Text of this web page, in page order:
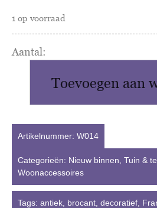
1 op voorraad
smeedijzeren
Toevoegen aan
Artikelnummer: W014
Categorieën: Nieuw binnen Tuin &
Woonaccessoires
Tags: antiek brocant decoratief